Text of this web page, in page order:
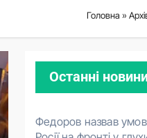
Головна »
Останні
Федоров назвав